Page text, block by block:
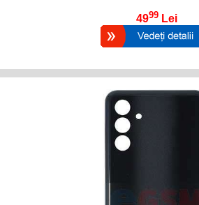
4999 Lei